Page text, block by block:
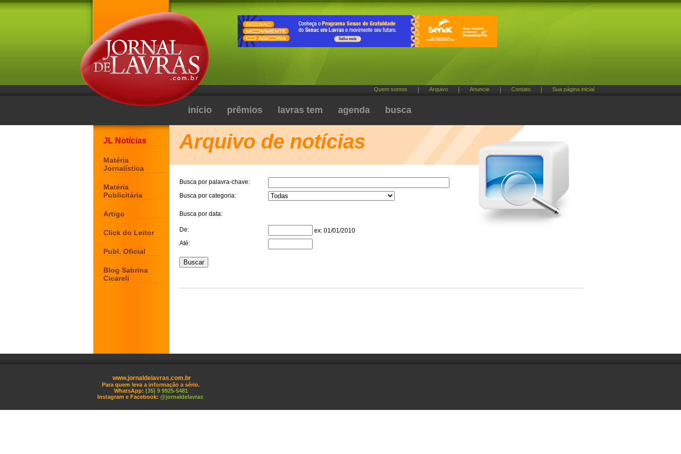
Quem somos Arquivo Anuncie Contato Sua página inicial
início prêmios lavras tem agenda busca
JL Notícias
Matéria
Jornalística
Matéria
Publicitária
Artigo
Click do Leitor
Publ. Oficial
Blog Sabrina
Cicareli
Arquivo de notícias
Busca por palavra-chave:
Busca por categoria:
Busca por data:
De:
ex: 01/01/2010
Até:
www.jornaldelavras.com.br
Para quem leva a informação a sério.
WhatsApp: (35) 9 9925-5481
Instagram e Facebook: @jornaldelavras